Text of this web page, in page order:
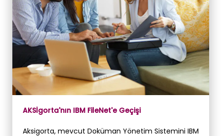
AKSİgorta'nın IBM FileNet'e Geçişi
Aksigorta, mevcut Doküman Yönetim Sistemini IBM